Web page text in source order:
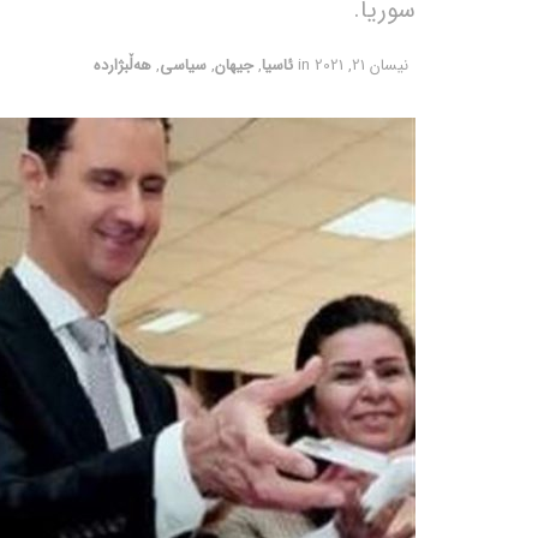
سوریا.
نیسان 21, 2021 in ئاسیا,جیهان,سیاسی,هەڵبژاردە